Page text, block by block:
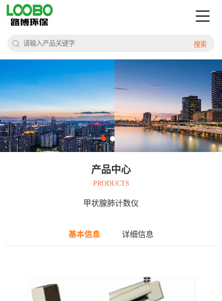
搜索
产品中心
PRODUCTS
甲状腺肺计数仪
基本信息 详细信息